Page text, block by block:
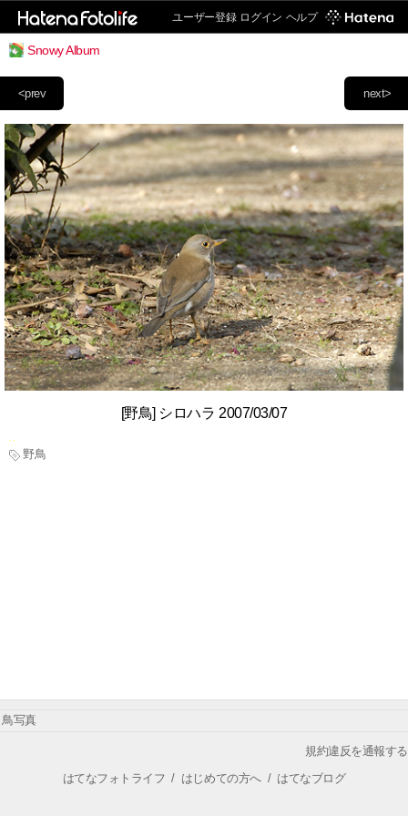
ユーザー登録 ログイン ヘルプ
Snowy Album
next>
<prev
[野鳥] シロハラ 2007/03/07
野鳥
鳥写真
規約違反を通報する
はてなフォトライフ / はじめての方へ/ はてなブログ